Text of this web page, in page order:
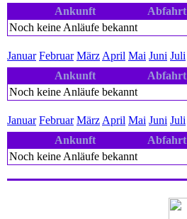
Ankunft
Abfahrt
Noch keine Anläufe bekannt
Januar Februar März April Mai Juni Juli
Ankunft
Abfahrt
Noch keine Anläufe bekannt
Januar Februar März April Mai Juni Juli
Ankunft
Abfahrt
Noch keine Anläufe bekannt